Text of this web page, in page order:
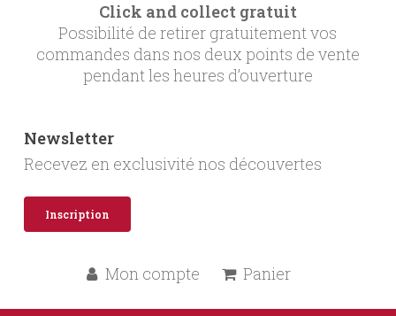
Click and collect gratuit
Possibilité de retirer gratuitement vos
commandes dans nos deux points de vente
pendant les heures d’ouverture
Newsletter
Recevez en exclusivité nos découvertes
Inscription
Mon compte Panier